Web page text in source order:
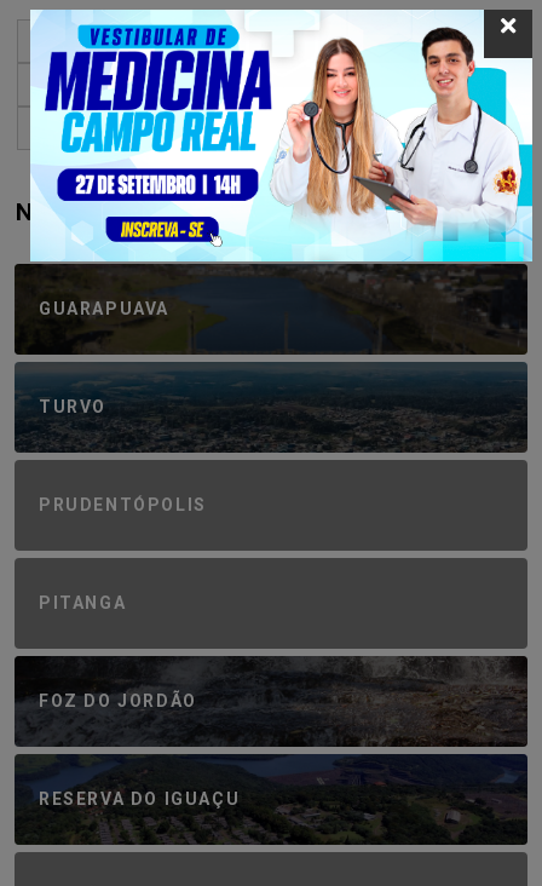
« Primeiro « ... 10 30 ...
611
612
613 614 615 620
»
Último »
NAVEGUE PELA REGIÃO
GUARAPUAVA
TURVO
PRUDENTÓPOLIS
PITANGA
FOZ DO JORDÃO
RESERVA DO IGUAÇU